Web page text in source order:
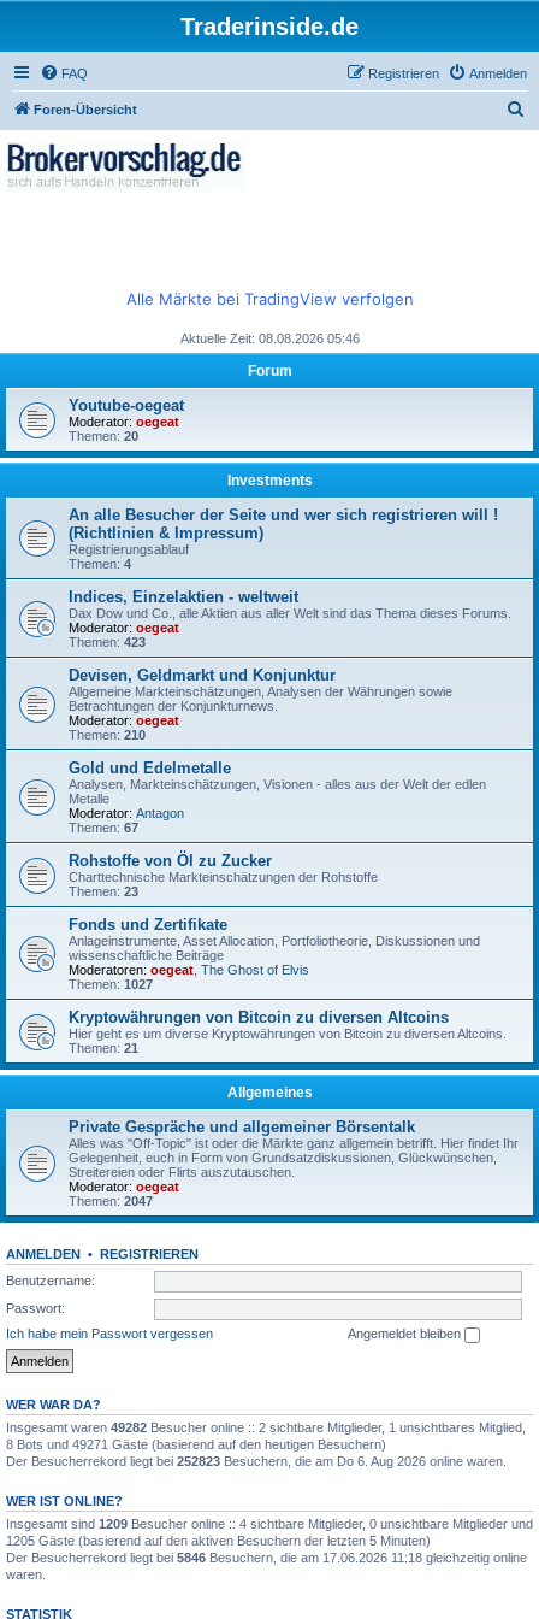
Traderinside.de
FAQ Anmelden
Registrieren
Foren-Übersicht
Alle Märkte bei TradingView verfolgen
Aktuelle Zeit: 08.08.2026 05:46
Forum
Youtube-oegeat
Moderator: oegeat
Themen: 20
Investments
An alle Besucher der Seite und wer sich registrieren will !
(Richtlinien & Impressum)
Registrierungsablauf
Themen: 4
Indices, Einzelaktien - weltweit
Dax Dow und Co., alle Aktien aus aller Welt sind das Thema dieses Forums.
Moderator: oegeat
Themen: 423
Devisen, Geldmarkt und Konjunktur
Allgemeine Markteinschätzungen, Analysen der Währungen sowie
Betrachtungen der Konjunkturnews.
Moderator: oegeat
Themen: 210
Gold und Edelmetalle
Analysen, Markteinschätzungen, Visionen - alles aus der Welt der edlen
Metalle
Moderator: Antagon
Themen: 67
Rohstoffe von Öl zu Zucker
Charttechnische Markteinschätzungen der Rohstoffe
Themen: 23
Fonds und Zertifikate
Anlageinstrumente, Asset Allocation, Portfoliotheorie, Diskussionen und
wissenschaftliche Beiträge
Moderatoren: oegeat The Ghost of Elvis
Themen: 1027
Kryptowährungen von Bitcoin zu diversen Altcoins
Hier geht es um diverse Kryptowährungen von Bitcoin zu diversen Altcoins.
Themen: 21
Allgemeines
Private Gespräche und allgemeiner Börsentalk
Alles was "Off-Topic" ist oder die Märkte ganz allgemein betrifft. Hier findet Ihr
Gelegenheit, euch in Form von Grundsatzdiskussionen, Glückwünschen,
Streitereien oder Flirts auszutauschen.
Moderator: oegeat
Themen: 2047
ANMELDEN • REGISTRIEREN
Benutzername:
Passwort:
Ich habe mein Passwort vergessen
Angemeldet bleiben
WER WAR DA?
Insgesamt waren 49282 Besucher online :: 2 sichtbare Mitglieder, 1 unsichtbares Mitglied,
8 Bots und 49271 Gäste (basierend auf den heutigen Besuchern)
Der Besucherrekord liegt bei 252823 Besuchern, die am Do 6. Aug 2026 online waren.
WER IST ONLINE?
Insgesamt sind 1209 Besucher online :: 4 sichtbare Mitglieder, 0 unsichtbare Mitglieder und
1205 Gäste (basierend auf den aktiven Besuchern der letzten 5 Minuten)
Der Besucherrekord liegt bei 5846 Besuchern, die am 17.06.2026 11:18 gleichzeitig online
waren.
STATISTIK